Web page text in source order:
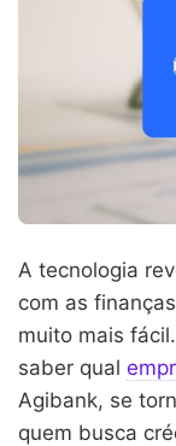
A tecnologia
com as
muito mais
saber qual
Agibank, se
quem busca